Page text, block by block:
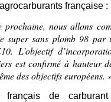
française :
prochaine, nous allons
super sans plomb 98
L’objectif
est confirmé à hauteur
des objectifs européens.
français de